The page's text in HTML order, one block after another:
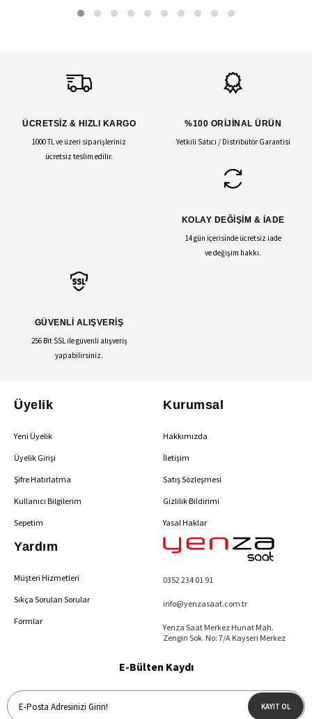
ÜCRETSİZ & HIZLI KARGO
1000 TL ve üzeri siparişleriniz
ücretsiz teslim edilir.
%100 ORİJİNAL ÜRÜN
Yetkili Satıcı / Distribütör Garantisi
KOLAY DEĞİŞİM & İADE
14 gün içerisinde ücretsiz iade
ve değişim hakkı.
GÜVENLİ ALIŞVERİŞ
256 Bit SSL ile güvenli alışveriş
yapabilirsiniz.
Üyelik
Yeni Üyelik
Üyelik Girişi
Şifre Hatırlatma
Kullanıcı Bilgilerim
Sepetim
Kurumsal
Hakkımızda
İletişim
Satış Sözleşmesi
Gizlilik Bildirimi
Yasal Haklar
Yardım
Müşteri Hizmetleri
Sıkça Sorulan Sorular
Formlar
0352 234 01 91
info@yenzasaat.com.tr
Yenza Saat Merkez Hunat Mah.
Zengin Sok. No: 7/A Kayseri Merkez
E-Bülten Kaydı
KAYIT OL